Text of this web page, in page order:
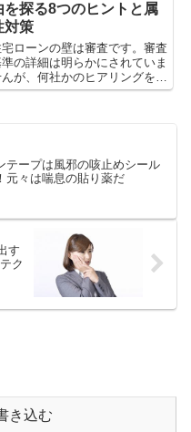
を探る8つのヒントと属
対策
ローンの壁は審査です。審査
の詳細は明らかにされていま
が、何社かのヒアリングを元
行名も書ける範囲で公表しま
テープは風邪の咳止めシール
元々は喘息の貼り薬だ
す
ク
き込む